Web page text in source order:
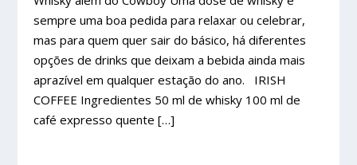
sempre uma boa pedida para relaxar ou celebrar,
mas para quem quer sair do básico, há diferentes
opções de drinks que deixam a bebida ainda mais
aprazível em qualquer estação do ano. IRISH
COFFEE Ingredientes 50 ml de whisky 100 ml de
café expresso quente […]